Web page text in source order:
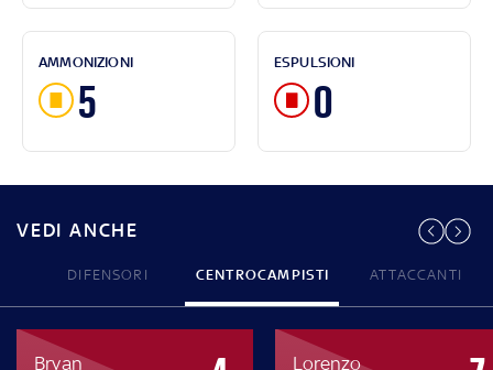
AMMONIZIONI
5
ESPULSIONI
0
VEDI ANCHE
DIFENSORI CENTROCAMPISTI ATTACCANTI
Bryan Lorenzo